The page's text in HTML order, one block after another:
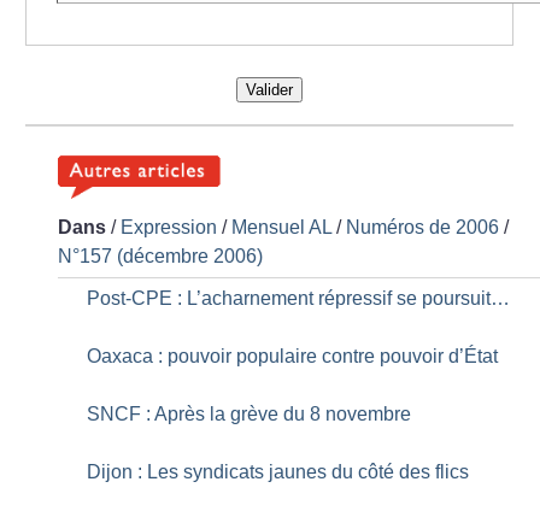
Valider
Dans / Expression / Mensuel AL / Numéros de 2006 /
N°157 (décembre 2006)
Post-CPE : L’acharnement répressif se poursuit…
Oaxaca : pouvoir populaire contre pouvoir d’État
SNCF : Après la grève du 8 novembre
Dijon : Les syndicats jaunes du côté des flics